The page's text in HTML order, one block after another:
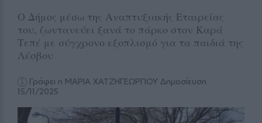
Ο Δήμος μέσω της Αναπτυξιακής Εταιρείας
του, ζωντανεύει ξανά το πάρκο στον Καρά
Τεπέ με σύγχρονο εξοπλισμό για τα παιδιά της
Λέσβου
Γράφει η ΜΑΡΙΑ ΧΑΤΖΗΓΕΩΡΓΙΟΥ Δημοσίευση
15/11/2025